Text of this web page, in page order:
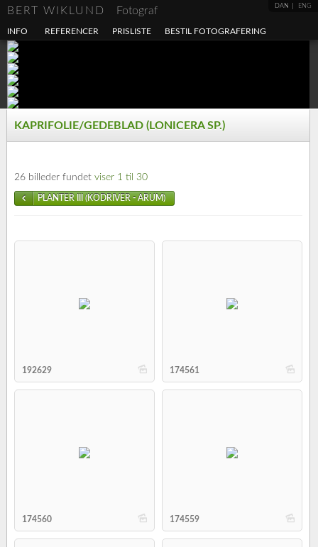
DAN ENG
BERT WIKLUND Fotograf
INFO REFERENCER PRISLISTE BESTIL FOTOGRAFERING
KAPRIFOLIE/GEDEBLAD (LONICERA SP.)
26 billeder fundet viser 1 til 30
PLANTER III (KODRIVER - ARUM)
b
192629 b
174561
b
174560 b
174559